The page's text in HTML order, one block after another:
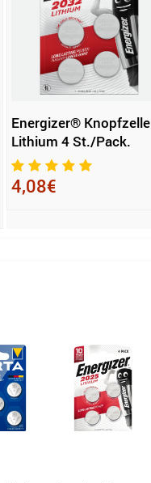
Energizer® Knopfzelle
Lithium 4 St./Pack.
4,08€